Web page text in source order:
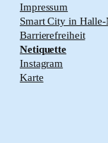
Impressum
Smart City in Halle-
Barrierefreiheit
Netiquette
Instagram
Karte